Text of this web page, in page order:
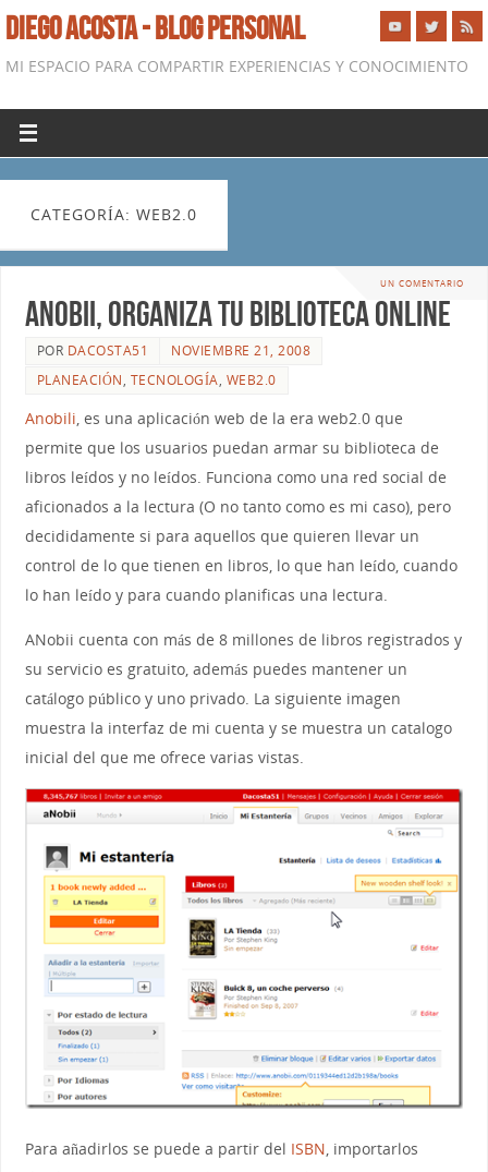
DIEGO ACOSTA - BLOG PERSONAL
MI ESPACIO PARA COMPARTIR EXPERIENCIAS Y CONOCIMIENTO
CATEGORÍA: WEB2.0
UN COMENTARIO
Anobii, organiza tu biblioteca online
POR DACOSTA51
NOVIEMBRE 21, 2008
PLANEACIÓN, TECNOLOGÍA, WEB2.0
Anobili, es una aplicación web de la era web2.0 que
permite que los usuarios puedan armar su biblioteca de
libros leídos y no leídos. Funciona como una red social de
aficionados a la lectura (O no tanto como es mi caso), pero
decididamente si para aquellos que quieren llevar un
control de lo que tienen en libros, lo que han leído, cuando
lo han leído y para cuando planificas una lectura.
ANobii cuenta con más de 8 millones de libros registrados y
su servicio es gratuito, además puedes mantener un
catálogo público y uno privado. La siguiente imagen
muestra la interfaz de mi cuenta y se muestra un catalogo
inicial del que me ofrece varias vistas.
Para añadirlos se puede a partir del ISBN , importarlos